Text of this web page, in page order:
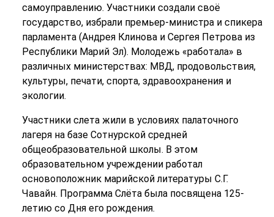
самоуправлению. Участники создали своё
государство, избрали премьер-министра и спикера
парламента (Андрея Клинова и Сергея Петрова из
Республики Марий Эл). Молодежь «работала» в
различных министерствах: МВД, продовольствия,
культуры, печати, спорта, здравоохранения и
экологии.
Участники слета жили в условиях палаточного
лагеря на базе Сотнурской средней
общеобразовательной школы. В этом
образовательном учреждении работал
основоположник марийской литературы С.Г.
Чавайн. Программа Слёта была посвящена 125-
летию со Дня его рождения.